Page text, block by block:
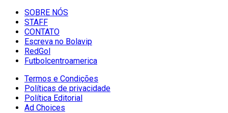
SOBRE NÓS
STAFF
CONTATO
Escreva no Bolavip
RedGol
Futbolcentroamerica
Termos e Condições
Políticas de privacidade
Política Editorial
Ad Choices